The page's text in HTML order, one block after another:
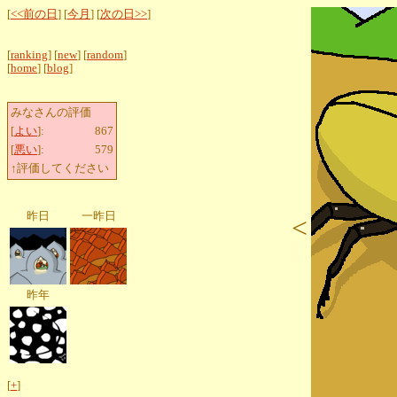
[<<前の日 ] [今月 ] [次の日>>]
[ranking] [new] [random]
[home] [blog]
みなさんの評価
[よい]:
867
[悪い]:
579
↑評価してください
昨日 一昨日
昨年
[+]
<